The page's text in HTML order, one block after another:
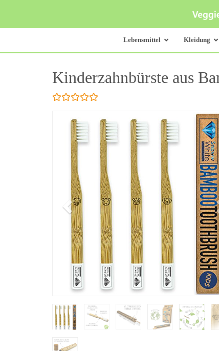
main
Lebensmittel Kleidung
Kinderzahnbürste aus